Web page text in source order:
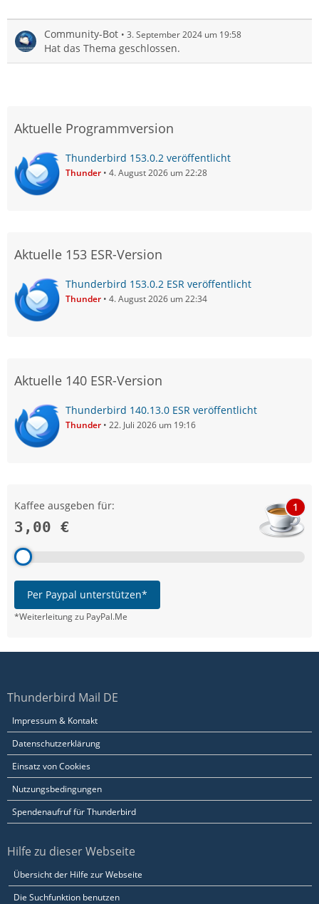
Community-Bot 3. September 2024 um 19:58
Hat das Thema geschlossen.
Aktuelle Programmversion
Thunderbird 153.0.2 veröffentlicht
Thunder 4. August 2026 um 22:28
Aktuelle 153 ESR-Version
Thunderbird 153.0.2 ESR veröffentlicht
Thunder 4. August 2026 um 22:34
Aktuelle 140 ESR-Version
Thunderbird 140.13.0 ESR veröffentlicht
Thunder 22. Juli 2026 um 19:16
Kaffee ausgeben für:
3,00 €
1
Per Paypal unterstützen*
*Weiterleitung zu PayPal.Me
Thunderbird Mail DE
Impressum & Kontakt
Datenschutzerklärung
Einsatz von Cookies
Nutzungsbedingungen
Spendenaufruf für Thunderbird
Hilfe zu dieser Webseite
Übersicht der Hilfe zur Webseite
Die Suchfunktion benutzen